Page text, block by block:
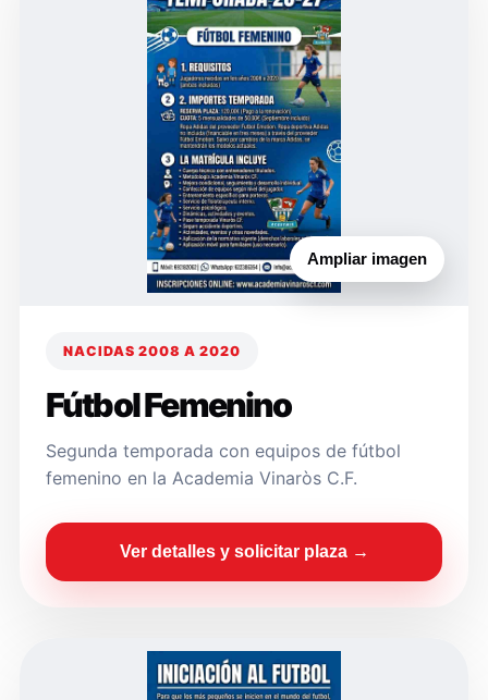
Ampliar imagen
NACIDAS 2008 A 2020
Fútbol Femenino
Segunda temporada con equipos de fútbol
femenino en la Academia Vinaròs C.F.
Ver detalles y solicitar plaza →